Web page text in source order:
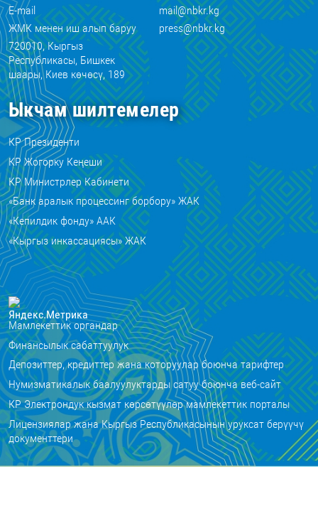
E-mail
mail@nbkr.kg
ЖМК менен иш алып баруу
press@nbkr.kg
720010, Кыргыз
Республикасы, Бишкек
шаары, Киев көчөсү, 189
Ыкчам шилтемелер
КР Президенти
КР Жогорку Кеңеши
КР Министрлер Кабинети
«Банк аралык процессинг борбору» ЖАК
«Кепилдик фонду» ААК
«Кыргыз инкассациясы» ЖАК
Мамлекеттик органдар
Финансылык сабаттуулук
Депозиттер, кредиттер жана которуулар боюнча тарифтер
Нумизматикалык баалуулуктарды сатуу боюнча веб-сайт
КР Электрондук кызмат көрсөтүүлөр мамлекеттик порталы
Лицензиялар жана Кыргыз Республикасынын уруксат берүүчү
документтери